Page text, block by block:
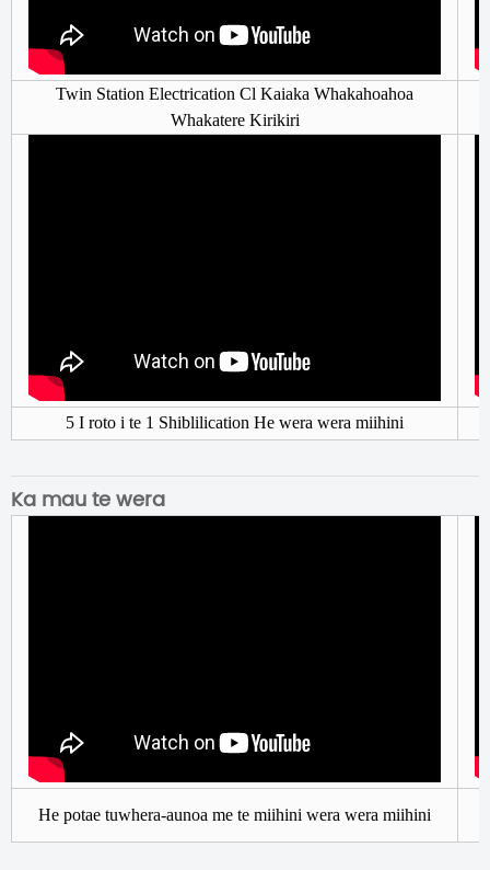
Twin Station Electrication Cl Kaiaka Whakahoahoa
Whakatere Kirikiri
5 I roto i te 1 Shiblilication He wera wera miihini
Ka mau te wera
He potae tuwhera-aunoa me te miihini wera wera miihini